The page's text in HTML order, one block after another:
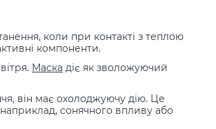
коли при контакті з теплою
компоненти.
Маска діє як зволожуючий
він має охолоджуючу дію. Це
сонячного впливу або